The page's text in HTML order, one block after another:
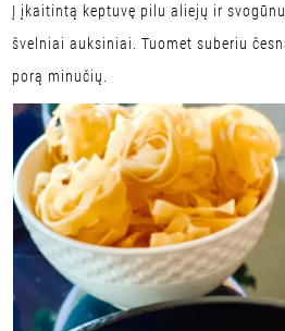
Į įkaitintą keptuvę pilu aliejų ir
švelniai auksiniai. Tuomet suberiu
porą minučių.